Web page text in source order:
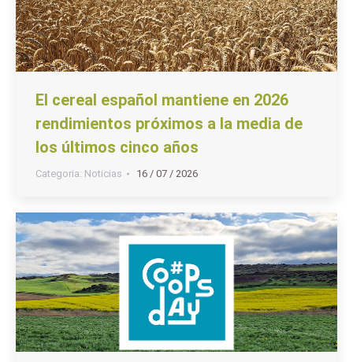
El cereal español mantiene en 2026
rendimientos próximos a la media de
los últimos cinco años
Categoria: Noticias 16 / 07 / 2026